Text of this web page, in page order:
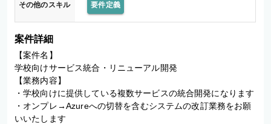
その他のスキル 要件定義
案件詳細
【案件名】
学校向けサービス統合・リニューアル開発
【業務内容】
・学校向けに提供している複数サービスの統合開発になります
・オンプレ→Azureへの切替を含むシステムの改訂業務をお願
いいたします